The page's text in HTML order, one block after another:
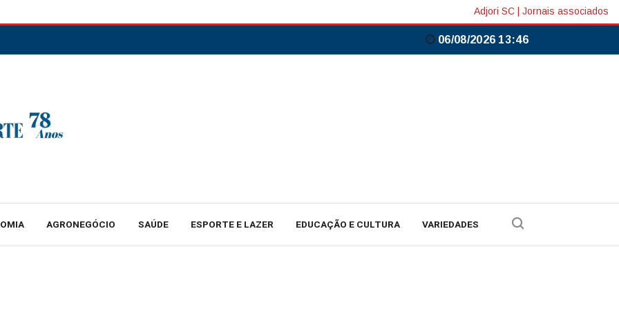
Adjori SC Jornais associados
06/08/2026 13:46
AGRONEGÓCIO SAÚDE ESPORTE E LAZER EDUCAÇÃO E CULTURA VARIEDADES